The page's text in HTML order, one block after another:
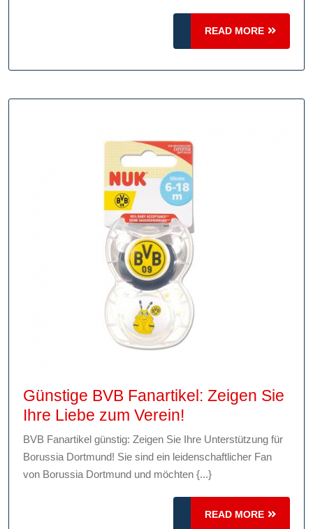
Spannung
und
READ MORE
READ
MORE
Günstige BVB Fanartikel: Zeigen Sie
Ihre Liebe zum Verein!
BVB
Fanartikel:
Zeigen
Sie
Ihre
BVB Fanartikel günstig: Zeigen Sie Ihre Unterstützung für
Borussia Dortmund! Sie sind ein leidenschaftlicher Fan
von Borussia Dortmund und möchten {...}
READ MORE
READ